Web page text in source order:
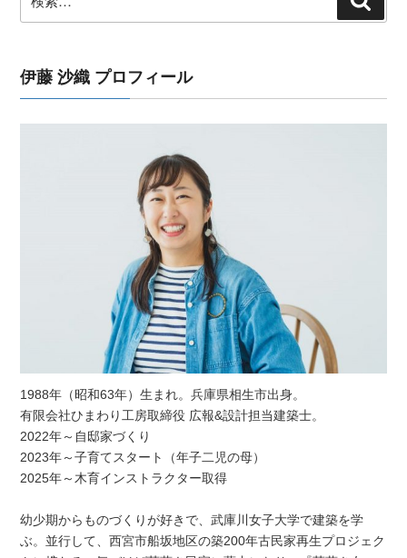
索:
索
伊藤 沙織 プロフィール
1988年（昭和63年）生まれ。兵庫県相生市出身。
有限会社ひまわり工房取締役 広報&設計担当建築士。
2022年～自邸家づくり
2023年～子育てスタート（年子二児の母）
2025年～木育インストラクター取得
幼少期からものづくりが好きで、武庫川女子大学で建築を学
ぶ。並行して、西宮市船坂地区の築200年古民家再生プロジェク